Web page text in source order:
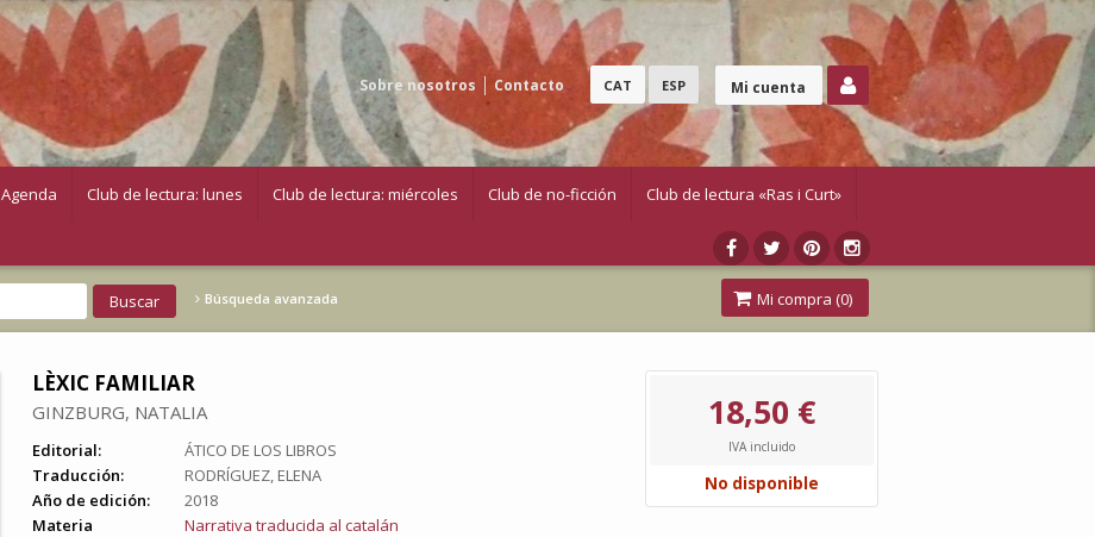
Mi cuenta
CAT ESP
Sobre nosotros Contacto
Agenda Club de lectura: lunes Club de lectura: miércoles Club de no-ficción Club de lectura «Ras i Curt»
Búsqueda avanzada Mi compra (0)
LÈXIC FAMILIAR
GINZBURG, NATALIA
Editorial:
ÁTICO DE LOS LIBROS
Traducción:
RODRÍGUEZ, ELENA
Año de edición:
2018
Materia
Narrativa traducida al catalán
18,50 €
IVA incluido
No disponible